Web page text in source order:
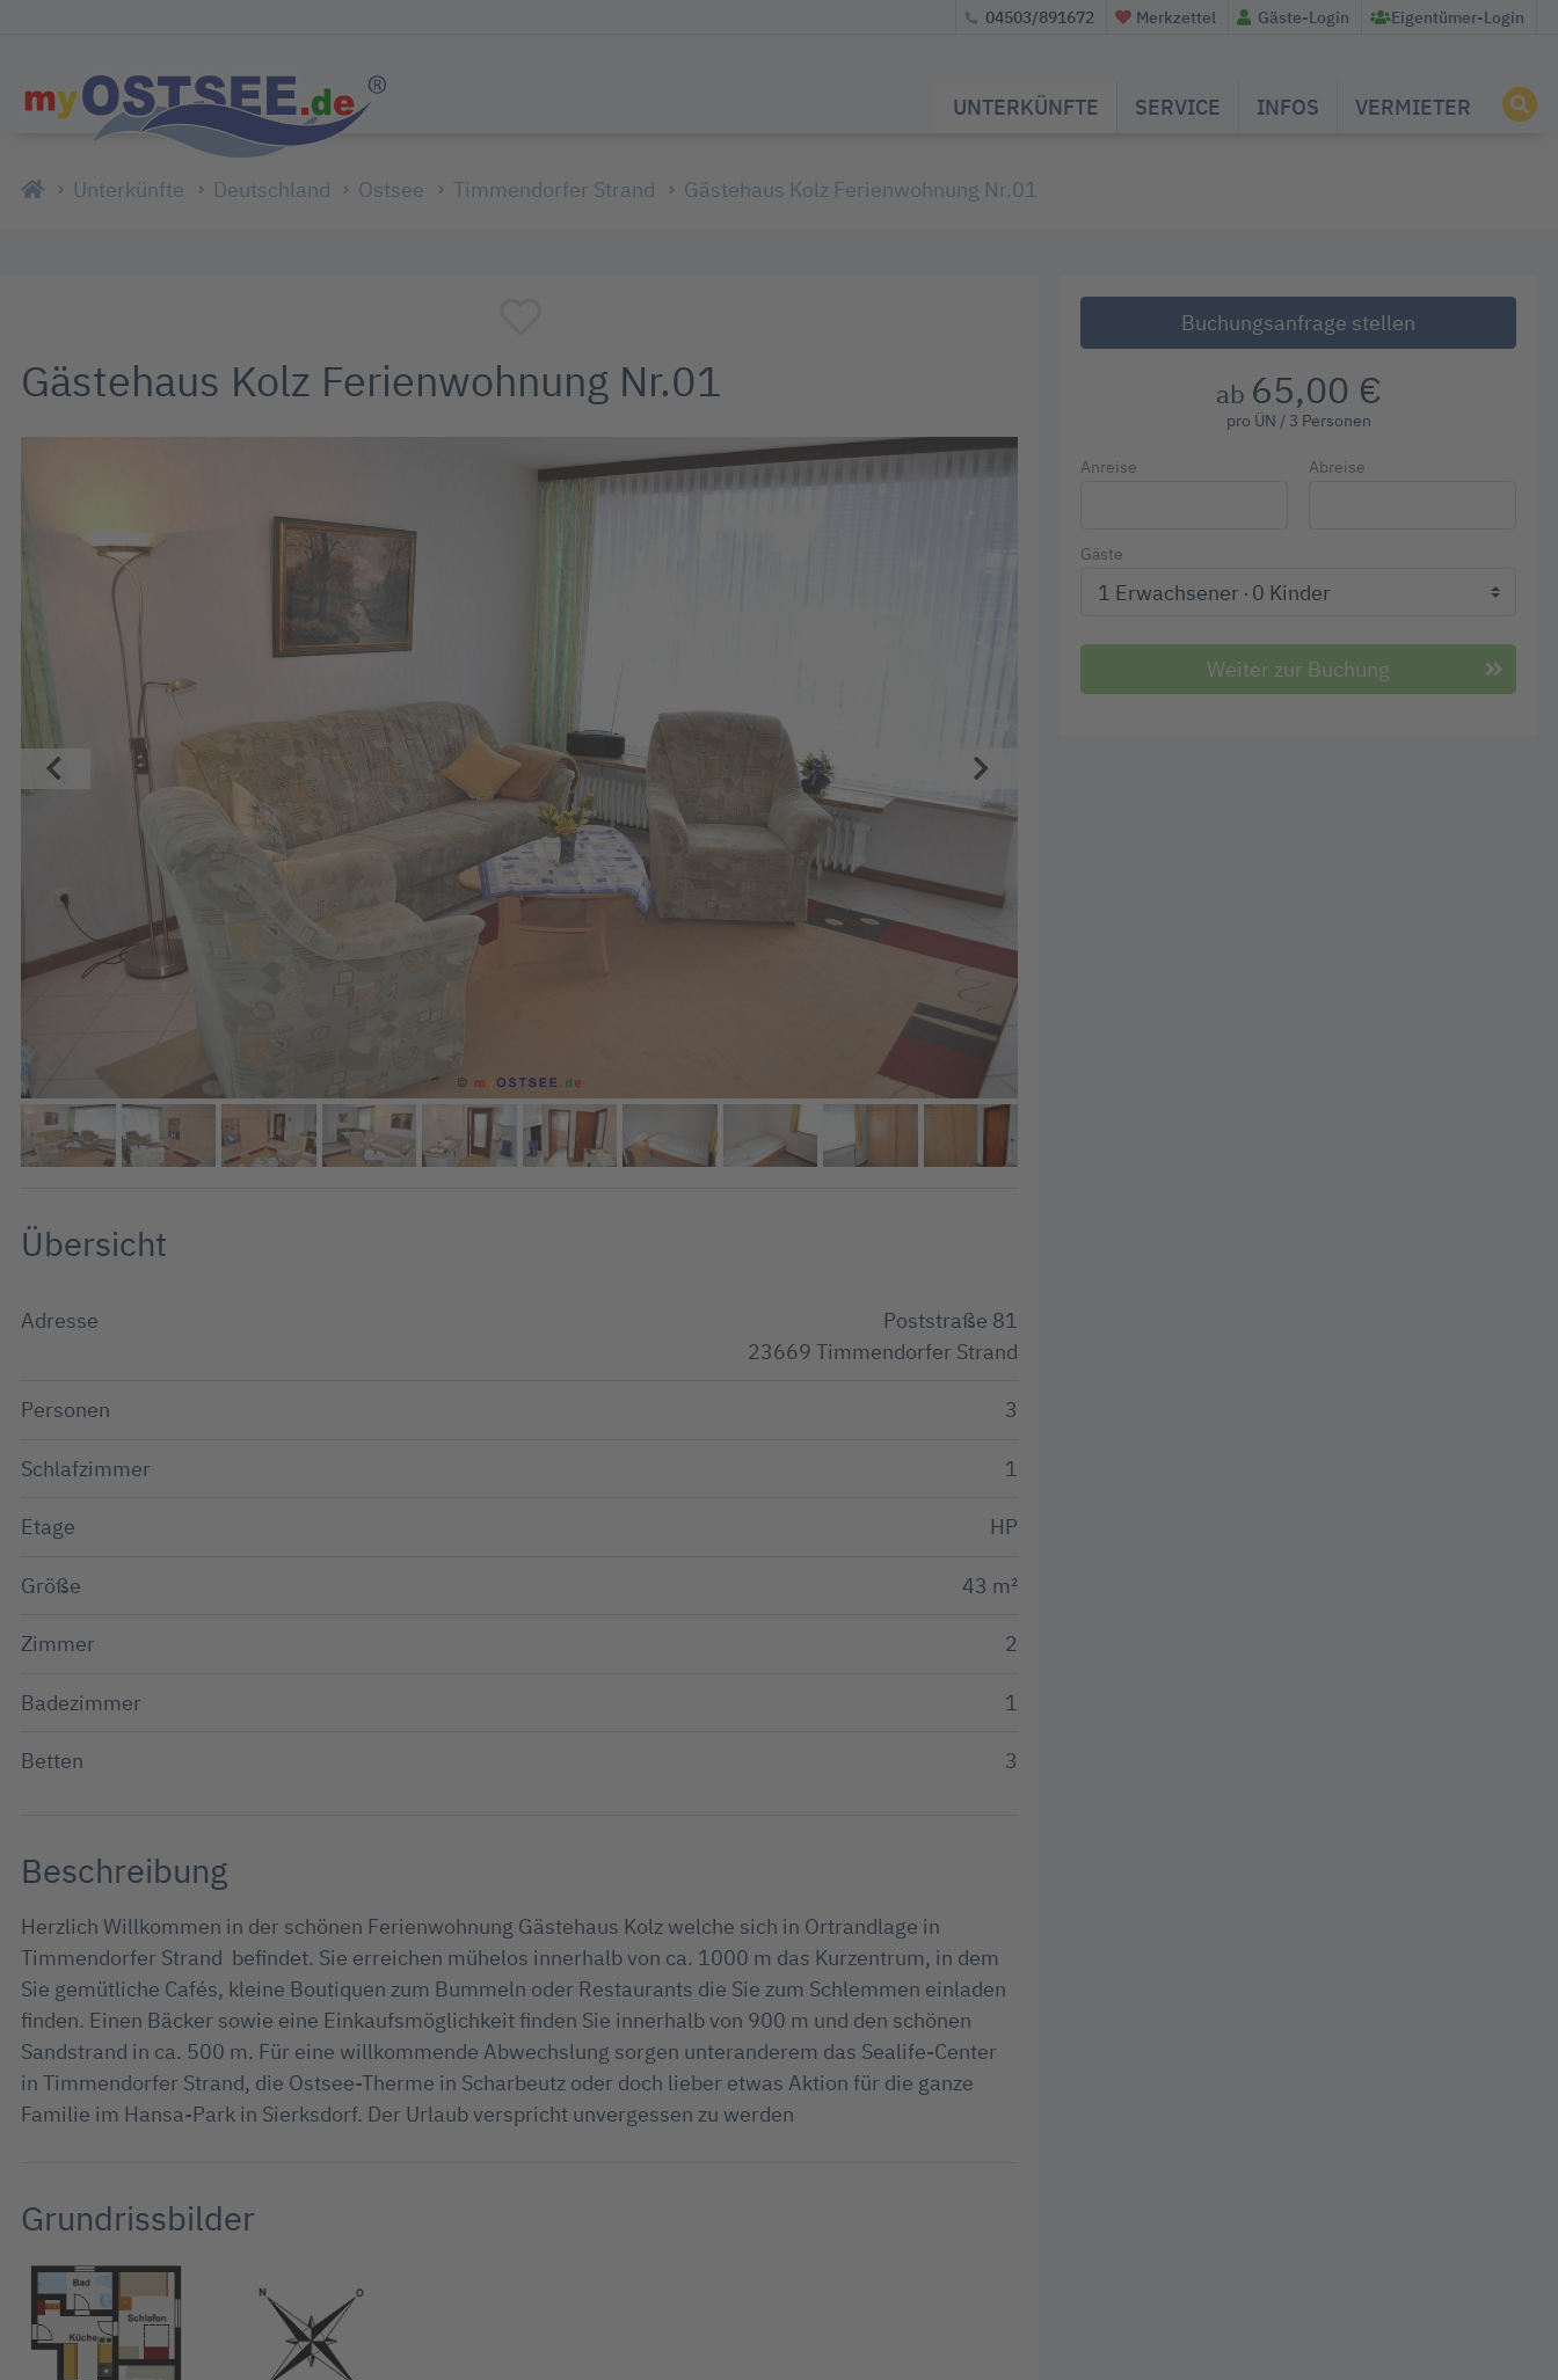
04503/891672 Merkzettel Gäste-Login Eigentümer-Login
UNTERKÜNFTE SERVICE INFOS VERMIETER
Unterkünfte Deutschland Ostsee Timmendorfer Strand Gästehaus Kolz Ferienwohnung Nr.01
Gästehaus Kolz Ferienwohnung Nr.01
Übersicht
Adresse
Poststraße 81
23669 Timmendorfer Strand
Personen 3
Schlafzimmer 1
Etage HP
Größe 43 m²
Zimmer 2
Badezimmer 1
Betten 3
Beschreibung
Herzlich Willkommen in der schönen Ferienwohnung Gästehaus Kolz welche sich in Ortrandlage in
Timmendorfer Strand befindet. Sie erreichen mühelos innerhalb von ca. 1000 m das Kurzentrum, in dem
Sie gemütliche Cafés, kleine Boutiquen zum Bummeln oder Restaurants die Sie zum Schlemmen einladen
finden. Einen Bäcker sowie eine Einkaufsmöglichkeit finden Sie innerhalb von 900 m und den schönen
Sandstrand in ca. 500 m. Für eine willkommende Abwechslung sorgen unteranderem das Sealife-Center
in Timmendorfer Strand, die Ostsee-Therme in Scharbeutz oder doch lieber etwas Aktion für die ganze
Familie im Hansa-Park in Sierksdorf. Der Urlaub verspricht unvergessen zu werden
Grundrissbilder
Buchungsanfrage stellen
ab 65,00 €
pro ÜN / 3 Personen
Anreise Abreise
Gäste
1 Erwachsener 0 Kinder
Weiter zur Buchung